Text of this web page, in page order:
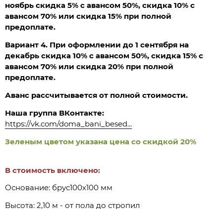
ноябрь скидка 5% с авансом 50%, скидка 10% с
авансом 70% или скидка 15% при полной
предоплате.
Вариант 4. При оформлении до 1 сентября на
декабрь скидка 10% с авансом 50%, скидка 15% с
авансом 70% или скидка 20% при полной
предоплате.
Аванс рассчитывается от полной стоимости.
Наша группа ВКонтакте:
https://vk.com/doma_bani_besed...
Зеленым цветом указана цена со скидкой 20%
В стоимость включено:
Основание: брус100х100 мм
Высота: 2,10 м - от пола до стропил